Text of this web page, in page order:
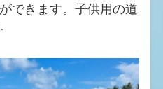
できます。子供用の道